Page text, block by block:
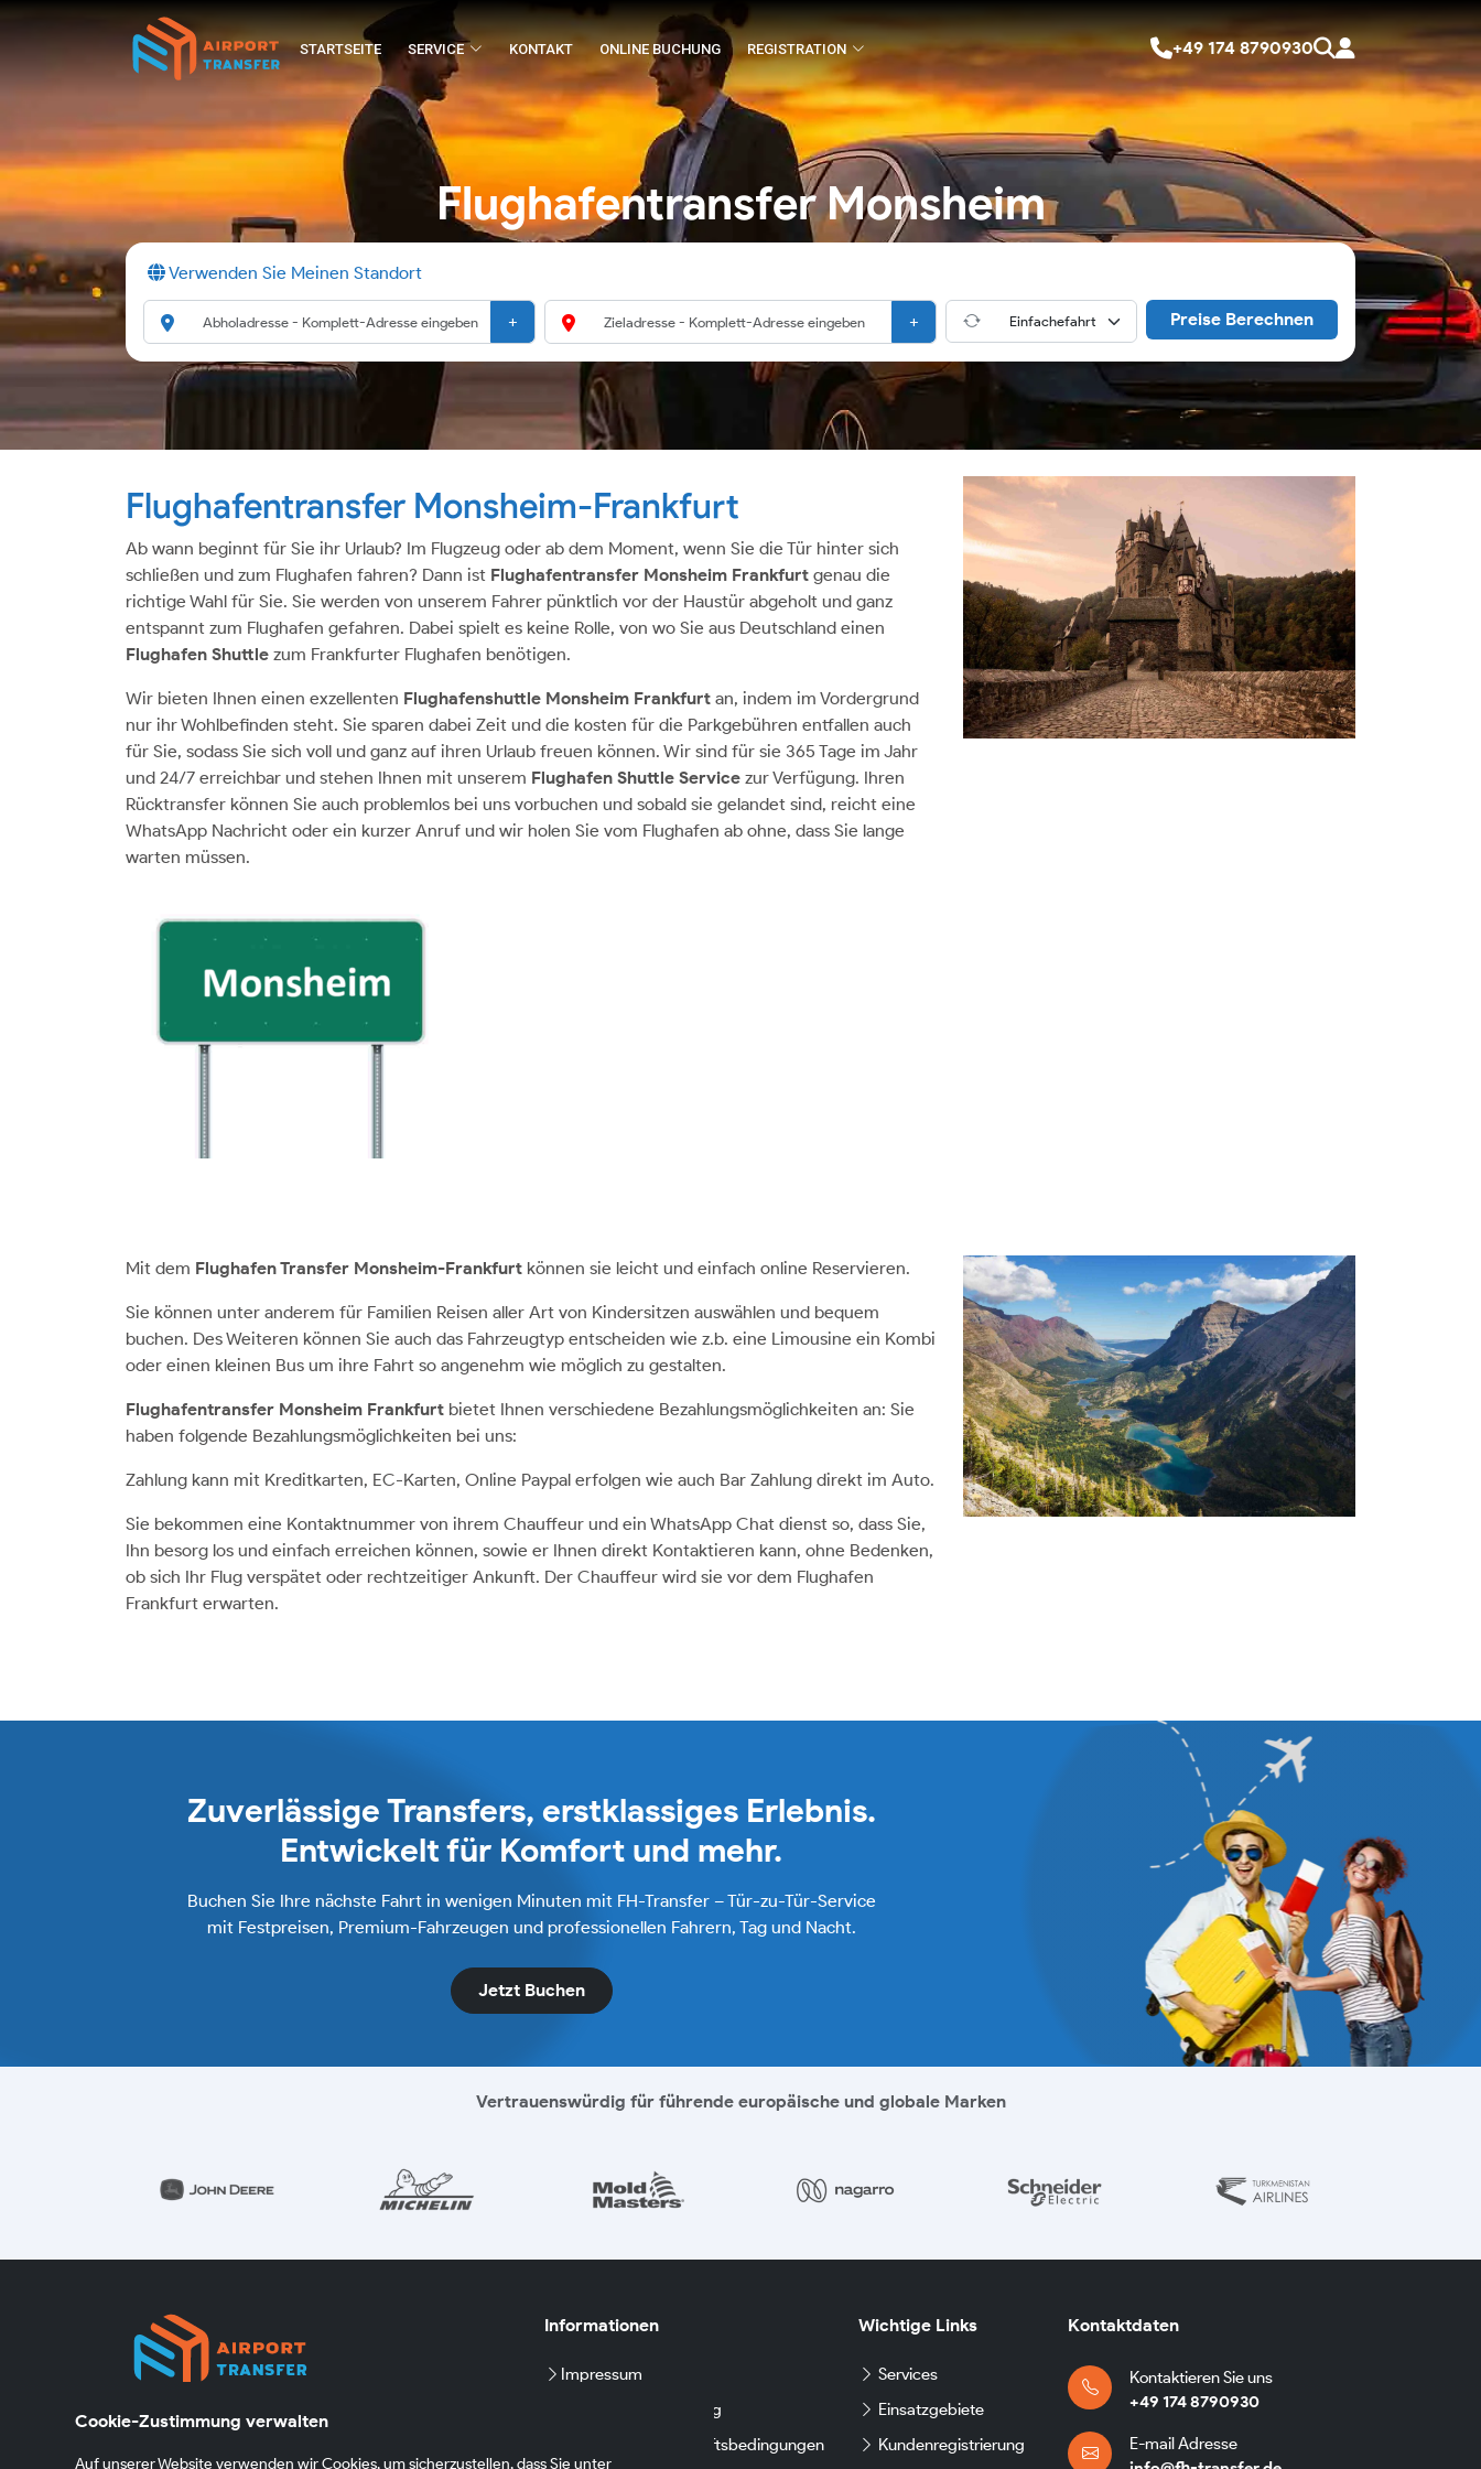
Cookie-Zustimmung verwalten
Auf unserer Website verwenden wir Cookies, um sicherzustellen, dass Sie unter
STARTSEITE SERVICE KONTAKT ONLINE BUCHUNG REGISTRATION +49 174 8790930
Flughafentransfer Monsheim
Verwenden Sie Meinen Standort
+ + Preise Berechnen
Flughafentransfer Monsheim-Frankfurt
Ab wann beginnt für Sie ihr Urlaub? Im Flugzeug oder ab dem Moment, wenn Sie die Tür hinter sich
schließen und zum Flughafen fahren? Dann ist Flughafentransfer Monsheim Frankfurt genau die
richtige Wahl für Sie. Sie werden von unserem Fahrer pünktlich vor der Haustür abgeholt und ganz
entspannt zum Flughafen gefahren. Dabei spielt es keine Rolle, von wo Sie aus Deutschland einen
Flughafen Shuttle zum Frankfurter Flughafen benötigen.
Wir bieten Ihnen einen exzellenten Flughafenshuttle Monsheim Frankfurt an, indem im Vordergrund
nur ihr Wohlbefinden steht. Sie sparen dabei Zeit und die kosten für die Parkgebühren entfallen auch
für Sie, sodass Sie sich voll und ganz auf ihren Urlaub freuen können. Wir sind für sie 365 Tage im Jahr
und 24/7 erreichbar und stehen Ihnen mit unserem Flughafen Shuttle Service zur Verfügung. Ihren
Rücktransfer können Sie auch problemlos bei uns vorbuchen und sobald sie gelandet sind, reicht eine
WhatsApp Nachricht oder ein kurzer Anruf und wir holen Sie vom Flughafen ab ohne, dass Sie lange
warten müssen.
Mit dem Flughafen Transfer Monsheim-Frankfurt können sie leicht und einfach online Reservieren.
Sie können unter anderem für Familien Reisen aller Art von Kindersitzen auswählen und bequem
buchen. Des Weiteren können Sie auch das Fahrzeugtyp entscheiden wie z.b. eine Limousine ein Kombi
oder einen kleinen Bus um ihre Fahrt so angenehm wie möglich zu gestalten.
Flughafentransfer Monsheim Frankfurt bietet Ihnen verschiedene Bezahlungsmöglichkeiten an: Sie
haben folgende Bezahlungsmöglichkeiten bei uns:
Zahlung kann mit Kreditkarten, EC-Karten, Online Paypal erfolgen wie auch Bar Zahlung direkt im Auto.
Sie bekommen eine Kontaktnummer von ihrem Chauffeur und ein WhatsApp Chat dienst so, dass Sie,
Ihn besorg los und einfach erreichen können, sowie er Ihnen direkt Kontaktieren kann, ohne Bedenken,
ob sich Ihr Flug verspätet oder rechtzeitiger Ankunft. Der Chauffeur wird sie vor dem Flughafen
Frankfurt erwarten.
Zuverlässige Transfers, erstklassiges Erlebnis.
Entwickelt für Komfort und mehr.
Buchen Sie Ihre nächste Fahrt in wenigen Minuten mit FH-Transfer – Tür-zu-Tür-Service
mit Festpreisen, Premium-Fahrzeugen und professionellen Fahrern, Tag und Nacht.
Jetzt Buchen
Vertrauenswürdig für führende europäische und globale Marken
Wir organisieren Ihre Fahrt zuverlässig und pünktlich
Informationen
Impressum
Datenschutzerklärung
Allgemeinen Geschäftsbedingungen
Wichtige Links
Services
Einsatzgebiete
Kundenregistrierung
Kontaktdaten
Kontaktieren Sie uns
+49 174 8790930
E-mail Adresse